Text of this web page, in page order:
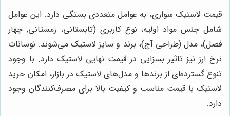
قیمت لاستیک سواری، به عوامل متعددی بستگی دارد. این عوامل
شامل جنس مواد اولیه، نوع کاربری (تابستانی، زمستانی, چهار
فصل)، مدل (طراحی آج)، برند و سایز لاستیک می‌شوند. نوسانات
نرخ ارز نیز تاثیر بسزایی در قیمت نهایی لاستیک دارد. با وجود
تنوع گسترده‌ای از برندها و مدل‌های لاستیک در بازار، امکان خرید
لاستیک با قیمت مناسب و کیفیت بالا برای مصرف‌کنندگان وجود
دارد.